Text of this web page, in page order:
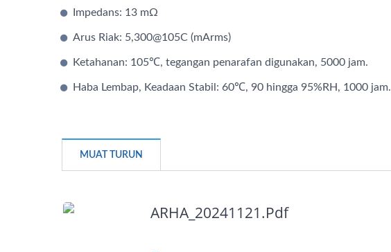
Impedans: 13 mΩ
Arus Riak: 5,300@105C (mArms)
Ketahanan: 105℃, tegangan penarafan digunakan, 5000 jam.
Haba Lembap, Keadaan Stabil: 60℃, 90 hingga 95%RH, 1000 jam.
MUAT TURUN
ARHA_20241121.pdf